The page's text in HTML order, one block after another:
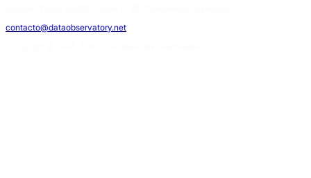
contacto@dataobservatory.net